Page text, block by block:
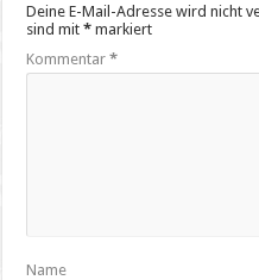
Deine E-Mail-Adresse wird nicht
sind mit* markiert
Kommentar*
Name